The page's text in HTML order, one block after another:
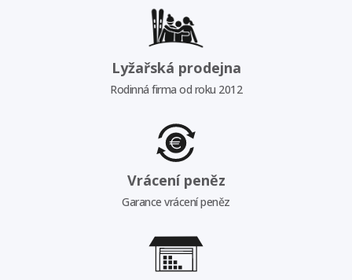
Lyžařská prodejna
Rodinná firma od roku 2012
Vrácení peněz
Garance vrácení peněz